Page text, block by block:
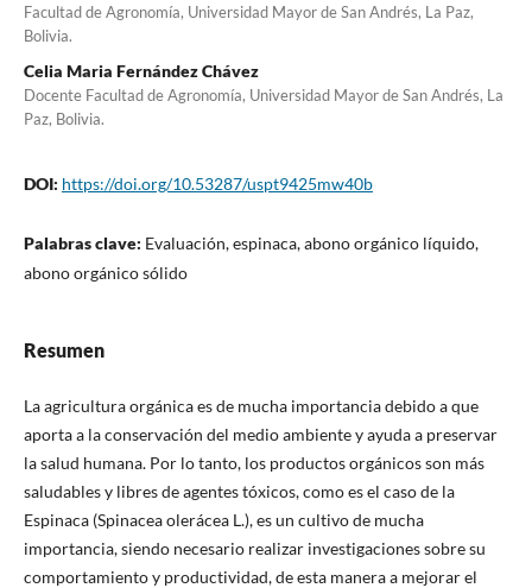
Facultad de Agronomía, Universidad Mayor de San Andrés, La Paz,
Bolivia.
Celia Maria Fernández Chávez
Docente Facultad de Agronomía, Universidad Mayor de San Andrés, La
Paz, Bolivia.
DOI: https://doi.org/10.53287/uspt9425mw40b
Palabras clave: Evaluación, espinaca, abono orgánico líquido,
abono orgánico sólido
Resumen
La agricultura orgánica es de mucha importancia debido a que
aporta a la conservación del medio ambiente y ayuda a preservar
la salud humana. Por lo tanto, los productos orgánicos son más
saludables y libres de agentes tóxicos, como es el caso de la
Espinaca (Spinacea olerácea L.), es un cultivo de mucha
importancia, siendo necesario realizar investigaciones sobre su
comportamiento y productividad, de esta manera a mejorar el